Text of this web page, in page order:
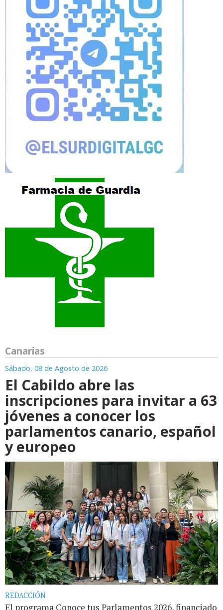
Canarias
Sábado, 08 de Agosto de 2026
El Cabildo abre las
inscripciones para invitar a 63
jóvenes a conocer los
parlamentos canario, español
y europeo
REDACCIÓN
El programa Conoce tus Parlamentos 2026, financiado